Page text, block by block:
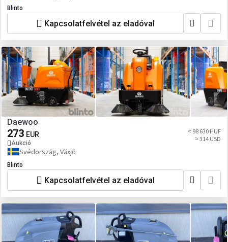
Blinto
Kapcsolatfelvétel az eladóval
Daewoo
273 EUR
Aukció
≈ 98 630 HUF
≈ 314 USD
Svédország, Växjö
Blinto
Kapcsolatfelvétel az eladóval